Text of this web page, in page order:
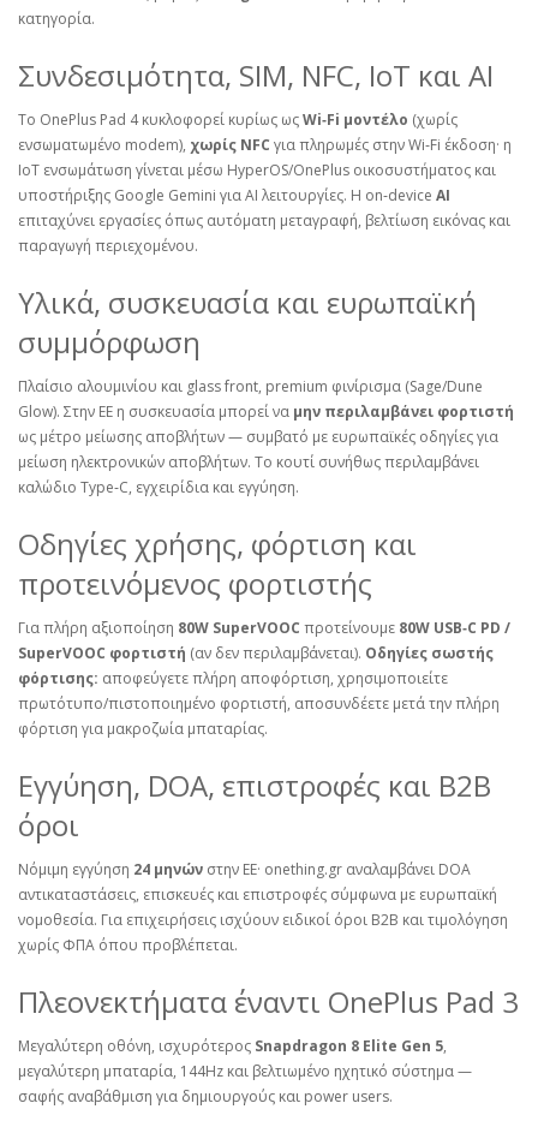
κατηγορία.
Συνδεσιμότητα, SIM, NFC, IoT και AI
Το OnePlus Pad 4 κυκλοφορεί κυρίως ωςWi‑Fi μοντέλο (χωρίς
ενσωματωμένο modem), χωρίς NFC για πληρωμές στην Wi‑Fi έκδοση· η
IoT ενσωμάτωση γίνεται μέσω HyperOS/OnePlus οικοσυστήματος και
υποστήριξης Google Gemini για AI λειτουργίες. Η on‑device AI
επιταχύνει εργασίες όπως αυτόματη μεταγραφή, βελτίωση εικόνας και
παραγωγή περιεχομένου.
Υλικά, συσκευασία και ευρωπαϊκή
συμμόρφωση
Πλαίσιο αλουμινίου και glass front, premium φινίρισμα (Sage/Dune
Glow). Στην ΕΕ η συσκευασία μπορεί να μην περιλαμβάνει φορτιστή
ως μέτρο μείωσης αποβλήτων — συμβατό με ευρωπαϊκές οδηγίες για
μείωση ηλεκτρονικών αποβλήτων. Το κουτί συνήθως περιλαμβάνει
καλώδιο Type‑C, εγχειρίδια και εγγύηση.
Οδηγίες χρήσης, φόρτιση και
προτεινόμενος φορτιστής
Για πλήρη αξιοποίηση 80W SuperVOOC προτείνουμε 80W USB‑C PD /
SuperVOOC φορτιστή (αν δεν περιλαμβάνεται). Οδηγίες σωστής
φόρτισης: αποφεύγετε πλήρη αποφόρτιση, χρησιμοποιείτε
πρωτότυπο/πιστοποιημένο φορτιστή, αποσυνδέετε μετά την πλήρη
φόρτιση για μακροζωία μπαταρίας.
Εγγύηση, DOA, επιστροφές και B2B
όροι
Νόμιμη εγγύηση 24 μηνών στην ΕΕ· onething.gr αναλαμβάνει DOA
αντικαταστάσεις, επισκευές και επιστροφές σύμφωνα με ευρωπαϊκή
νομοθεσία. Για επιχειρήσεις ισχύουν ειδικοί όροι B2B και τιμολόγηση
χωρίς ΦΠΑ όπου προβλέπεται.
Πλεονεκτήματα έναντι OnePlus Pad 3
Μεγαλύτερη οθόνη, ισχυρότερος Snapdragon 8 Elite Gen 5,
μεγαλύτερη μπαταρία, 144Hz και βελτιωμένο ηχητικό σύστημα —
σαφής αναβάθμιση για δημιουργούς και power users.